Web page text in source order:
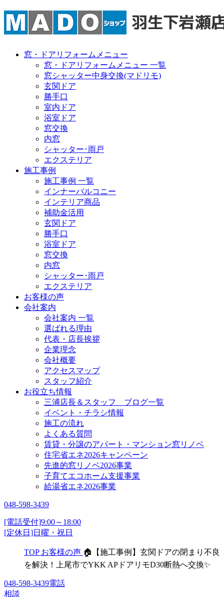
窓・ドアリフォームメニュー
窓・ドアリフォームメニュー 一覧
窓シャッター中身交換(マドリモ)
玄関ドア
勝手口
室内ドア
浴室ドア
窓交換
内窓
シャッター･雨戸
エクステリア
施工事例
施工事例 一覧
インナーバルコニー
インテリア商品
補助金活用
玄関ドア
勝手口
浴室ドア
窓交換
内窓
シャッター･雨戸
エクステリア
お客様の声
会社案内
会社案内 一覧
選ばれる理由
代表・店長挨拶
企業理念
会社概要
アクセスマップ
スタッフ紹介
お役立ち情報
三浦店長＆スタッフ ブログ一覧
イベント・チラシ情報
施工の流れ
よくある質問
賃貸・分譲のアパート・マンション窓リノベ
住宅省エネ2026キャンペーン
先進的窓リノベ2026事業
子育てエコホーム支援事業
給湯省エネ2026事業
048-598-3439
[電話受付]9:00～18:00
[定休日]日曜・祝日
TOP お客様の声 🏠【施工事例】玄関ドアの閉まり不良
を解決！上尾市でYKK APドアリモD30断熱へ交換✨
048-598-3439電話
相談